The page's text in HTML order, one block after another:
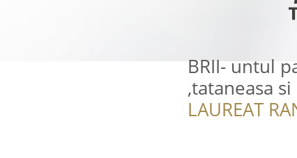
BRII- untul
,tataneasa
LAUREAT